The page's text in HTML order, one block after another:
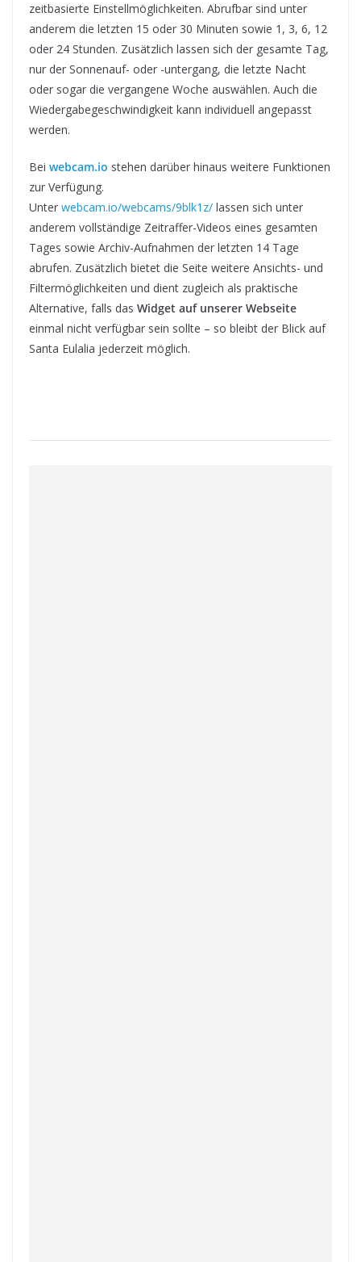
zeitbasierte Einstellmöglichkeiten. Abrufbar sind unter
anderem die letzten 15 oder 30 Minuten sowie 1, 3, 6, 12
oder 24 Stunden. Zusätzlich lassen sich der gesamte Tag,
nur der Sonnenauf- oder -untergang, die letzte Nacht
oder sogar die vergangene Woche auswählen. Auch die
Wiedergabegeschwindigkeit kann individuell angepasst
werden.
Bei webcam.io stehen darüber hinaus weitere Funktionen
zur Verfügung.
Unter webcam.io/webcams/9blk1z/ lassen sich unter
anderem vollständige Zeitraffer-Videos eines gesamten
Tages sowie Archiv-Aufnahmen der letzten 14 Tage
abrufen. Zusätzlich bietet die Seite weitere Ansichts- und
Filtermöglichkeiten und dient zugleich als praktische
Alternative, falls das Widget auf unserer Webseite
einmal nicht verfügbar sein sollte – so bleibt der Blick auf
Santa Eulalia jederzeit möglich.